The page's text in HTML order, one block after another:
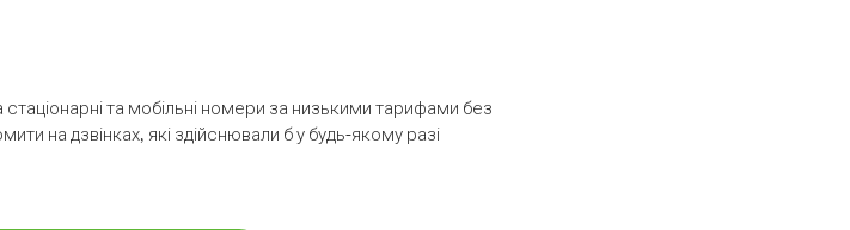
та мобільні номери за низькими тарифами без
на дзвінках, які здійснювали б у будь-якому разі